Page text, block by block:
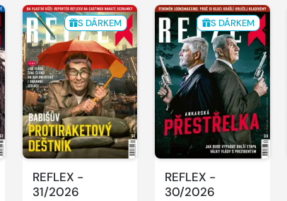
S DÁRKEM
REFLEX -
31/2026
S DÁRKEM
REFLEX -
30/2026